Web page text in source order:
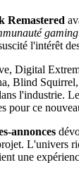
Remastered
gaming
l'intérêt
Digital
Blind
l'industrie.
pour ce
annonces
L'univers
une